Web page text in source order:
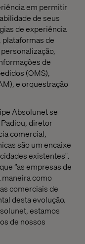
em permitir
de seus
de experiência
de
de
(OMS),
e orquestração
Absolunet se
diretor
comercial,
são um encaixe
existentes".
‘’as empresas de
como
comerciais de
desta evolução.
estamos
de nossos